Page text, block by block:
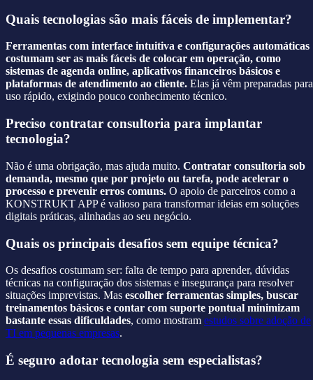
Quais tecnologias são mais fáceis de implementar?
Ferramentas com interface intuitiva e configurações automáticas
costumam ser as mais fáceis de colocar em operação, como
sistemas de agenda online, aplicativos financeiros básicos e
plataformas de atendimento ao cliente. Elas já vêm preparadas para
uso rápido, exigindo pouco conhecimento técnico.
Preciso contratar consultoria para implantar
tecnologia?
Não é uma obrigação, mas ajuda muito. Contratar consultoria sob
demanda, mesmo que por projeto ou tarefa, pode acelerar o
processo e prevenir erros comuns. O apoio de parceiros como a
KONSTRUKT APP é valioso para transformar ideias em soluções
digitais práticas, alinhadas ao seu negócio.
Quais os principais desafios sem equipe técnica?
Os desafios costumam ser: falta de tempo para aprender, dúvidas
técnicas na configuração dos sistemas e insegurança para resolver
situações imprevistas. Mas escolher ferramentas simples, buscar
treinamentos básicos e contar com suporte pontual minimizam
bastante essas dificuldades, como mostram estudos sobre adoção de
TI em pequenas empresas.
É seguro adotar tecnologia sem especialistas?